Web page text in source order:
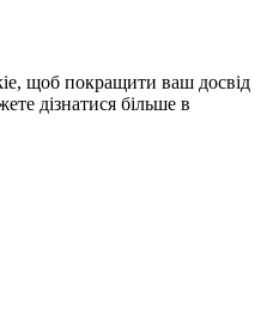
щоб покращити ваш досвід
дізнатися більше в